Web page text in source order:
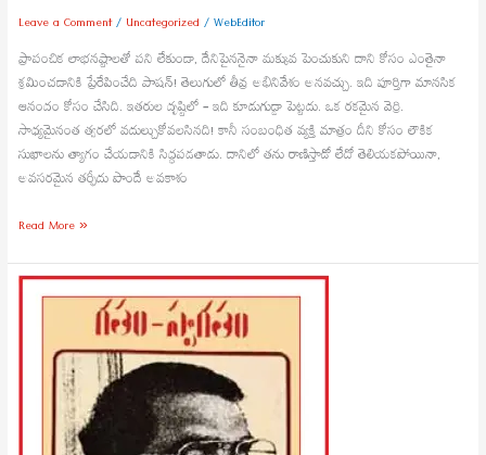
Leave a Comment/ Uncategorized /WebEditor
ప్రాపంచిక లాభనష్టాలతో పని లేకుండా, దేనిపైననైనా మక్కువ పెంచుకుని దాని కోసం ఎంతైనా
శ్రమించడానికి ప్రేరేపించేది పాషన్! తెలుగులో తీవ్ర అభినివేశం అనవచ్చు. ఇది పూర్తిగా మానసిక
ఆనందం కోసం చేసిది. ఇతరుల దృష్టిలో – ఇది కూడుగుడ్డా పెట్టదు. ఒక రకమైన వెర్రి.
సాధ్యమైనంత త్వరలో వదుల్చుకోవలసినది! కానీ సంబంధిత వ్యక్తి మాత్రం దీని కోసం లౌకిక
సుఖాలను త్యాగం చేయడానికి సిద్ధపడతాడు. దానిలో తను రాణిస్తాడో లేదో తెలియకపోయినా,
అవసరమైన తర్ఫీదు పొందే అవకాశం
Read More »
మా
పర్వతనేని